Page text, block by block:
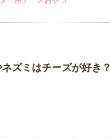
ズミはチーズが好き？